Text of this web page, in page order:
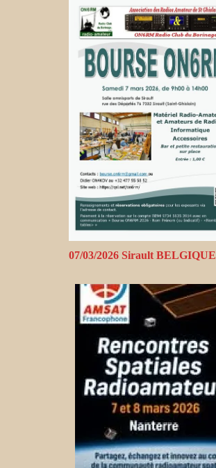
07/03/2026 Sirault BELGIQUE